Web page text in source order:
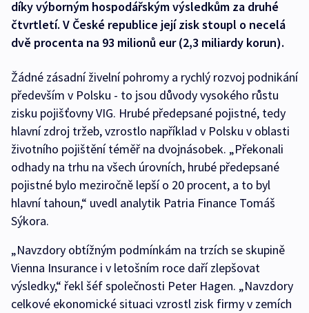
díky výborným hospodářským výsledkům za druhé
čtvrtletí. V České republice její zisk stoupl o necelá
dvě procenta na 93 milionů eur (2,3 miliardy korun).
Žádné zásadní živelní pohromy a rychlý rozvoj podnikání
především v Polsku - to jsou důvody vysokého růstu
zisku pojišťovny VIG. Hrubé předepsané pojistné, tedy
hlavní zdroj tržeb, vzrostlo například v Polsku v oblasti
životního pojištění téměř na dvojnásobek. „Překonali
odhady na trhu na všech úrovních, hrubé předepsané
pojistné bylo meziročně lepší o 20 procent, a to byl
hlavní tahoun,“ uvedl analytik Patria Finance Tomáš
Sýkora.
„Navzdory obtížným podmínkám na trzích se skupině
Vienna Insurance i v letošním roce daří zlepšovat
výsledky,“ řekl šéf společnosti Peter Hagen. „Navzdory
celkové ekonomické situaci vzrostl zisk firmy v zemích